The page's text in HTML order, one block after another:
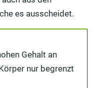
es ausscheidet.
Gehalt an
nur begrenzt